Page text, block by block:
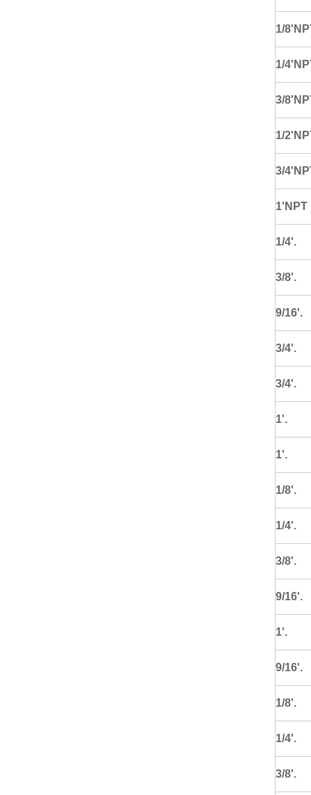
1/
1/
3/
1/
3/
1'NPT
1/4'.
3/8'.
9/16'.
3/4'.
3/4'.
1'.
1'.
1/8'.
1/4'.
3/8'.
9/16'.
1'.
9/16'.
1/8'.
1/4'.
3/8'.